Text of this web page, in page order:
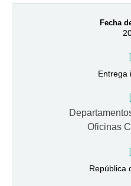
Fecha
Entrega
Oficinas
República